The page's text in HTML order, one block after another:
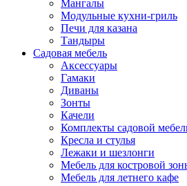
Мангалы
Модульные кухни-гриль
Печи для казана
Тандыры
Садовая мебель
Аксессуары
Гамаки
Диваны
Зонты
Качели
Комплекты садовой
Кресла и стулья
Лежаки и шезлонги
Мебель для костровой
Мебель для летнего кафе